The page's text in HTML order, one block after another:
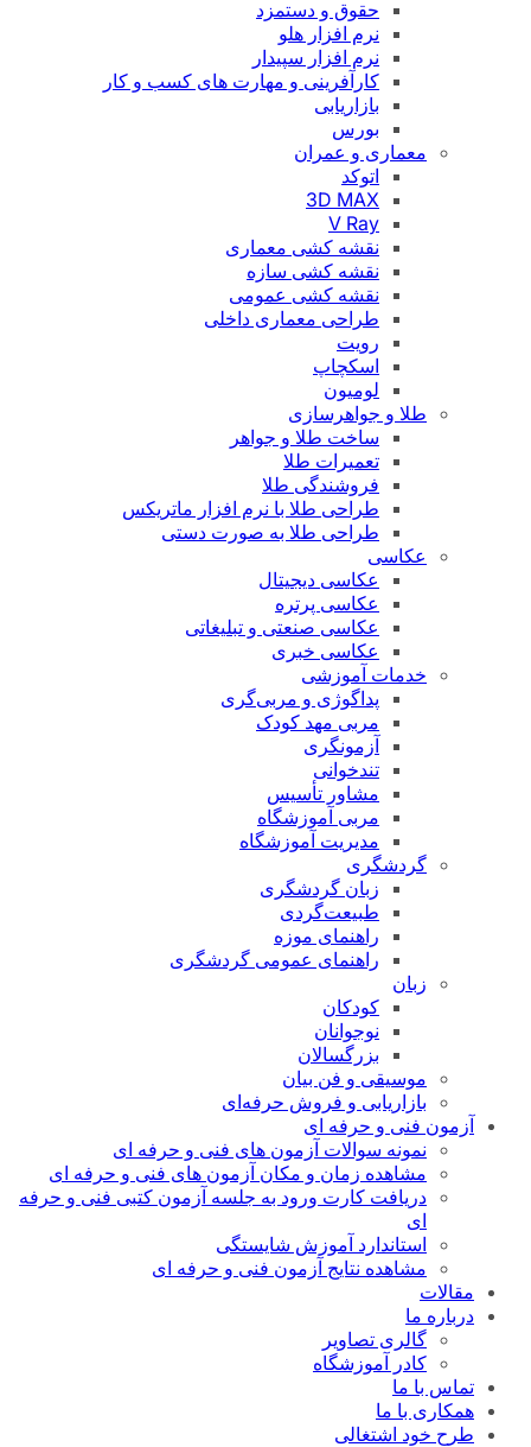
حقوق و دستمزد
نرم افزار هلو
نرم افزار سپیدار
کارآفرینی و مهارت های کسب و کار
بازاریابی
بورس
معماری و عمران
اتوکد
3D MAX
V Ray
نقشه کشی معماری
نقشه کشی سازه
نقشه کشی عمومی
طراحی معماری داخلی
رویت
اسکچاپ
لومیون
طلا و جواهرسازی
ساخت طلا و جواهر
تعمیرات طلا
فروشندگی طلا
طراحی طلا با نرم افزار ماتریکس
طراحی طلا به صورت دستی
عکاسی
عکاسی دیجیتال
عکاسی پرتره
عکاسی صنعتی و تبلیغاتی
عکاسی خبری
خدمات آموزشی
پداگوژی و مربی‌گری
مربی مهد کودک
آزمونگری
تندخوانی
مشاور تأسیس
مربی آموزشگاه
مدیریت آموزشگاه
گردشگری
زبان گردشگری
طبیعت‌گردی
راهنمای موزه
راهنمای عمومی گردشگری
زبان
کودکان
نوجوانان
بزرگسالان
موسیقی و فن بیان
بازاریابی و فروش حرفه‌ای
آزمون فنی و حرفه ای
نمونه سوالات آزمون های فنی و حرفه ای
مشاهده زمان و مکان آزمون های فنی و حرفه ای
دریافت کارت ورود به جلسه آزمون کتبی فنی و حرفه
ای
استاندارد آموزش شایستگی
مشاهده نتایج آزمون فنی و حرفه ای
مقالات
درباره ما
گالری تصاویر
کادر آموزشگاه
تماس با ما
همکاری با ما
طرح خود اشتغالی